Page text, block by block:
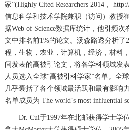
家”(Highly Cited Researchers 2014 ，
信息科学和技术学院兼职（访问）教授
据Web of Science数据库统计，他引频次
文中排名前1%的论文。汤森路透分析了
程，生物，农业，计算机，经济，材料
间发表的高被引论文，将各学科领域发
人员选入全球“高被引科学家”名单。全
几乎囊括了各个领域最活跃和最有影响
名单成员为 The world’s most influential
Dr. Cui于1997年在北邮获得学士学